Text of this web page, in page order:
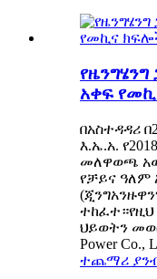
አቀፍ
በአስተዳዳሪ
እ.ኤ.አ.
መለዋወጫ
የቻይና ዓለም
ህይወትን
Power Co.,
ተጨማሪ